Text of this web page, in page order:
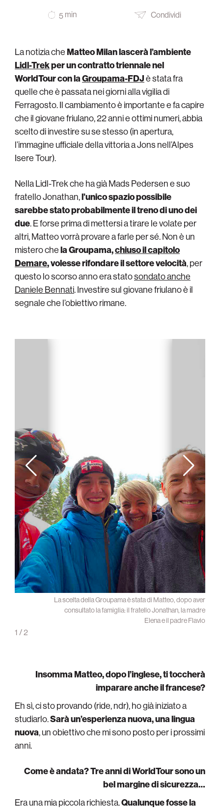
5 min Condividi
La notizia cheMatteo Milan lascerà l’ambiente
Lidl-Trekper un contratto triennale nel
WorldTour con laGroupama-FDJè stata fra
quelle che è passata nei giorni alla vigilia di
Ferragosto. Il cambiamento è importante e fa capire
che il giovane friulano, 22 anni e ottimi numeri, abbia
scelto di investire su se stesso (in apertura,
l’immagine ufficiale della vittoria a Jons nell’Alpes
Isere Tour).
Nella Lidl-Trek che ha già Mads Pedersen e suo
fratello Jonathan,l’unico spazio possibile
sarebbe stato probabilmente il treno di uno dei
due. E forse prima di mettersi a tirare le volate per
altri, Matteo vorrà provare a farle per sé. Non è un
mistero chela Groupama,chiuso il capitolo
Demare, volesse rifondare il settore velocità, per
questo lo scorso anno era statosondato anche
Daniele Bennati. Investire sul giovane friulano è il
segnale che l’obiettivo rimane.
La scelta della Groupama è stata di Matteo, dopo aver
consultato la famiglia: il fratello Jonathan, la madre
Elena e il padre Flavio
1 / 2
Insomma Matteo, dopo l’inglese, ti toccherà
imparare anche il francese?
Eh sì, ci sto provando (ride, ndr), ho già iniziato a
studiarlo.Sarà un’esperienza nuova, una lingua
nuova, un obiettivo che mi sono posto per i prossimi
anni.
Come è andata? Tre anni di WorldTour sono un
bel margine di sicurezza…
Era una mia piccola richiesta.Qualunque fosse la